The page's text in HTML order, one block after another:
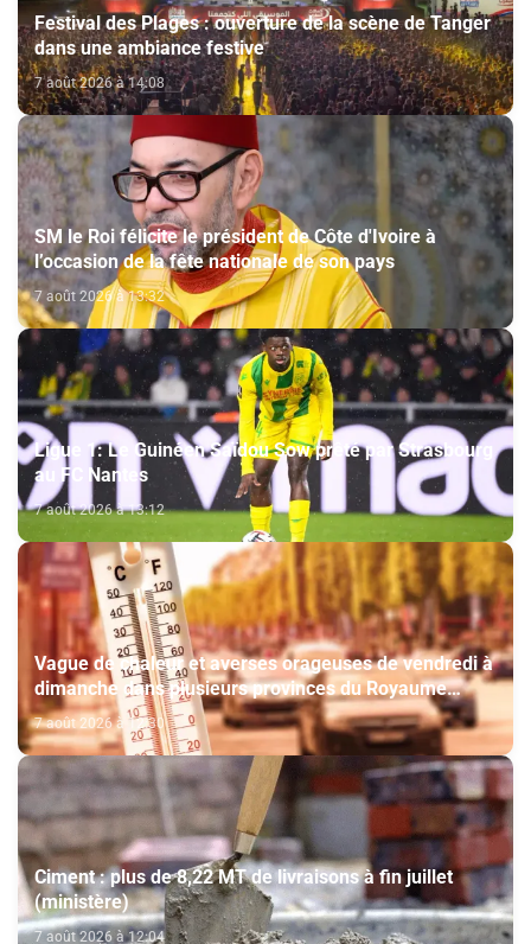
Festival des Plages : ouverture de la scène de Tanger
dans une ambiance festive
7 août 2026 à 14:08
SM le Roi félicite le président de Côte d'Ivoire à
l’occasion de la fête nationale de son pays
7 août 2026 à 13:32
Ligue 1: Le Guinéen Saïdou Sow prêté par Strasbourg
au FC Nantes
7 août 2026 à 13:12
Vague de chaleur et averses orageuses de vendredi à
dimanche dans plusieurs provinces du Royaume
(Bulletin d'alerte)
7 août 2026 à 12:30
Ciment : plus de 8,22 MT de livraisons à fin juillet
(ministère)
7 août 2026 à 12:04